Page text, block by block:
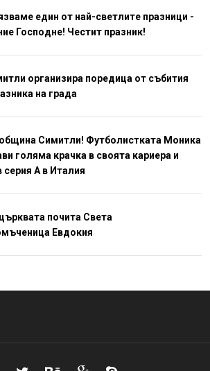
един от най-светлите празници -
Господне! Честит празник!
организира поредица от събития
на града
Симитли! Футболистката Моника
голяма крачка в своята кариера и
серия А в Италия
почита Света
Евдокия